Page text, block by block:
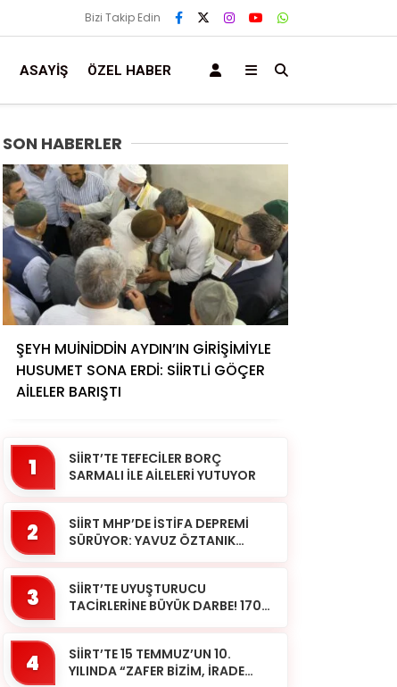
Bizi Takip Edin
ASAYIŞ ÖZEL HABER
SON HABERLER
ŞEYH MUİNİDDİN AYDIN’IN GİRİŞİMİYLE
HUSUMET SONA ERDİ: SİİRTLİ GÖÇER
AİLELER BARIŞTI
1
SİİRT’TE TEFECİLER BORÇ
SARMALI İLE AİLELERİ YUTUYOR
2
SİİRT MHP’DE İSTİFA DEPREMİ
SÜRÜYOR: YAVUZ ÖZTANIK
3
SİİRT’TE UYUŞTURUCU
TACİRLERİNE BÜYÜK DARBE! 170
TUTUKLAND...
4
SİİRT’TE 15 TEMMUZ’UN 10.
YILINDA “ZAFER BİZİM, İRADE